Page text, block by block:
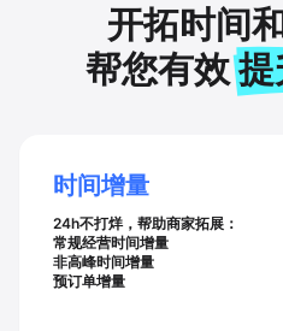
开拓时间
帮您有效提
时间增量
24h不打烊，帮助商家拓展：
常规经营时间增量
非高峰时间增量
预订单增量